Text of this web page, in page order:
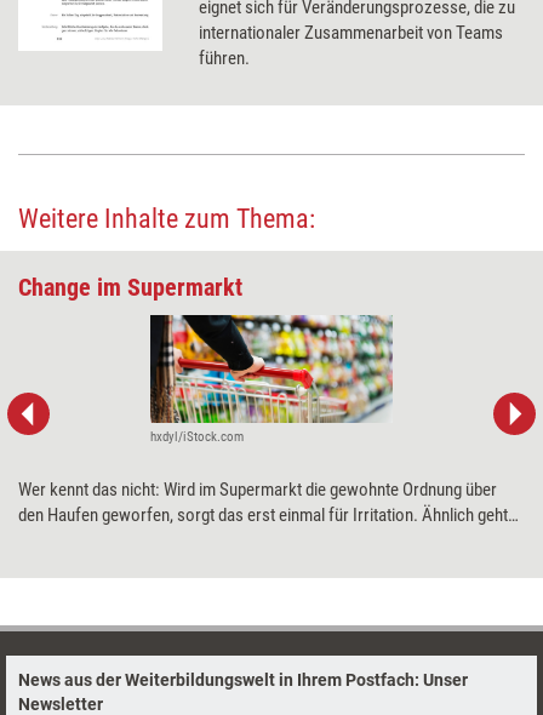
eignet sich für Veränderungsprozesse, die zu
internationaler Zusammenarbeit von Teams
führen.
Weitere Inhalte zum Thema:
Change im Supermarkt
hxdyl/iStock.com
Wer kennt das nicht: Wird im Supermarkt die gewohnte Ordnung über
den Haufen geworfen, sorgt das erst einmal für Irritation. Ähnlich geht
News aus der Weiterbildungswelt in Ihrem Postfach: Unser
Newsletter